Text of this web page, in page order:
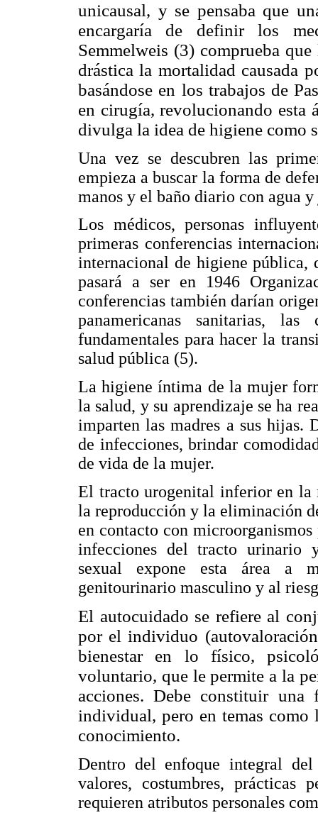
unicausal, y se pensaba que
encargaría de definir los
Semmelweis (3) comprueba
drástica la mortalidad causada
basándose en los trabajos de
en cirugía, revolucionando esta
divulga la idea de higiene como
Una vez se descubren las
empieza a buscar la forma de
manos y el baño diario con agua
Los médicos, personas
primeras conferencias
internacional de higiene pública,
pasará a ser en 1946
conferencias también darían
panamericanas sanitarias, las
fundamentales para hacer la
salud pública (5).
La higiene íntima de la mujer
la salud, y su aprendizaje se ha
imparten las madres a sus hijas.
de infecciones, brindar
de vida de la mujer.
El tracto urogenital inferior en la
la reproducción y la eliminación
en contacto con
infecciones del tracto urinario
sexual expone esta área a
genitourinario masculino y al
El autocuidado se refiere al
por el individuo
bienestar en lo físico,
voluntario, que le permite a la
acciones. Debe constituir
individual, pero en temas
conocimiento.
Dentro del enfoque integral del
valores, costumbres, prácticas
requieren atributos personales